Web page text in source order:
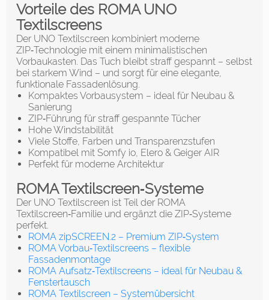
Vorteile des ROMA UNO
Textilscreens
Der UNO Textilscreen kombiniert moderne
ZIP‑Technologie mit einem minimalistischen
Vorbaukasten. Das Tuch bleibt straff gespannt – selbst
bei starkem Wind – und sorgt für eine elegante,
funktionale Fassadenlösung.
Kompaktes Vorbausystem – ideal für Neubau &
Sanierung
ZIP‑Führung für straff gespannte Tücher
Hohe Windstabilität
Viele Stoffe, Farben und Transparenzstufen
Kompatibel mit Somfy io, Elero & Geiger AIR
Perfekt für moderne Architektur
ROMA Textilscreen‑Systeme
Der UNO Textilscreen ist Teil der ROMA
Textilscreen‑Familie und ergänzt die ZIP‑Systeme
perfekt.
ROMA zipSCREEN.2 – Premium ZIP‑System
ROMA Vorbau‑Textilscreens – flexible
Fassadenmontage
ROMA Aufsatz‑Textilscreens – ideal für Neubau &
Fenstertausch
ROMA Textilscreen – Systemübersicht